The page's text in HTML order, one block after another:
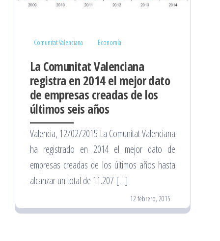
Comunitat Valenciana Economía
La Comunitat Valenciana
registra en 2014 el mejor dato
de empresas creadas de los
últimos seis años
Valencia, 12/02/2015 La Comunitat Valenciana
ha registrado en 2014 el mejor dato de
empresas creadas de los últimos años hasta
alcanzar un total de 11.207 […]
12 febrero, 2015